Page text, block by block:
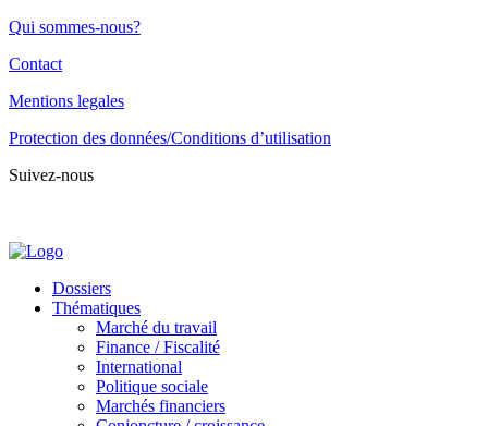
Qui sommes-nous?
Contact
Mentions legales
Protection des données/Conditions d’utilisation
Suivez-nous
Dossiers
Thématiques
Marché du travail
Finance / Fiscalité
International
Politique sociale
Marchés financiers